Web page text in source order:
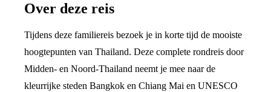
Over deze reis
Tijdens deze familiereis bezoek je in korte tijd de mooiste
hoogtepunten van Thailand. Deze complete rondreis door
Midden- en Noord-Thailand neemt je mee naar de
kleurrijke steden Bangkok en Chiang Mai en UNESCO